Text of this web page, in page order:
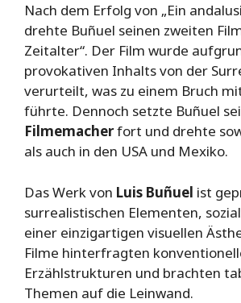
Nach dem Erfolg von „Ein
drehte Buñuel seinen zweiten
Zeitalter“. Der Film wurde
provokativen Inhalts von der
verurteilt, was zu einem Bruch
führte. Dennoch setzte Buñuel
Filmemacherfort und drehte
als auch in den USA und Mexiko.
Das Werk von Luis Buñuel ist
surrealistischen Elementen,
einer einzigartigen visuellen
Filme hinterfragten
Erzählstrukturen und brachten
Themen auf die Leinwand.